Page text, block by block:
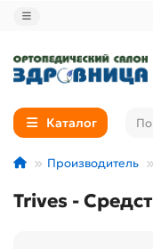
Каталог
Производитель
Trives -